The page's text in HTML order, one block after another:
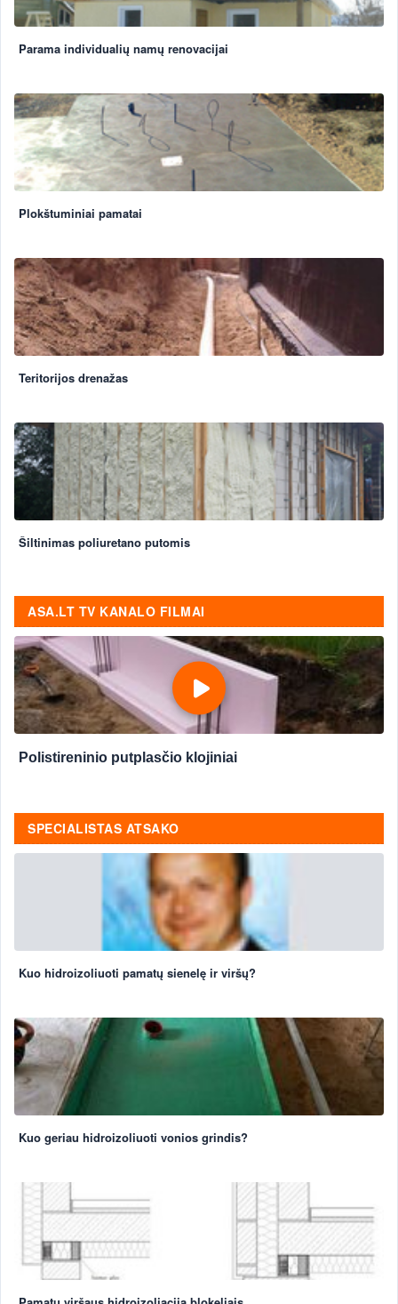
Parama individualių namų renovacijai
Plokštuminiai pamatai
Teritorijos drenažas
Šiltinimas poliuretano putomis
ASA.LT TV KANALO FILMAI
Polistireninio putplasčio klojiniai
SPECIALISTAS ATSAKO
Kuo hidroizoliuoti pamatų sienelę ir viršų?
Kuo geriau hidroizoliuoti vonios grindis?